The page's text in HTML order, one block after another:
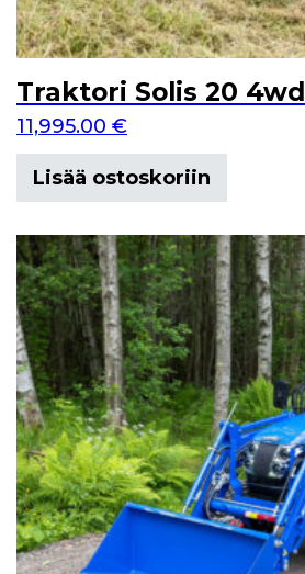
Traktori Solis 20 4wd
11,995.00 €
Lisää ostoskoriin